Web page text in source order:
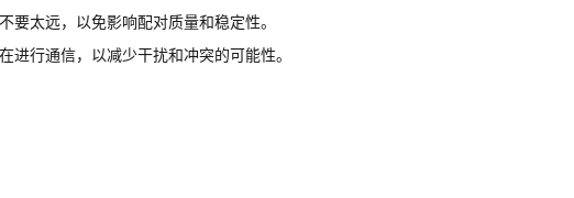
要太远，以免影响配对质量和稳定性。
行通信，以减少干扰和冲突的可能性。